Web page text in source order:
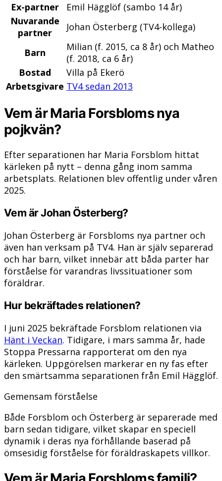
Ex-partner
Emil Hägglöf (sambo 14 år)
Nuvarande
partner
Johan Österberg (TV4-kollega)
Barn
Milian (f. 2015, ca 8 år) och Matheo
(f. 2018, ca 6 år)
Bostad
Villa på Ekerö
Arbetsgivare TV4 sedan 2013
Vem är Maria Forsbloms nya
pojkvän?
Efter separationen har Maria Forsblom hittat
kärleken på nytt – denna gång inom samma
arbetsplats. Relationen blev offentlig under våren
2025.
Vem är Johan Österberg?
Johan Österberg är Forsbloms nya partner och
även han verksam på TV4. Han är själv separerad
och har barn, vilket innebär att båda parter har
förståelse för varandras livssituationer som
föräldrar.
Hur bekräftades relationen?
I juni 2025 bekräftade Forsblom relationen via
Hänt i Veckan. Tidigare, i mars samma år, hade
Stoppa Pressarna rapporterat om den nya
kärleken. Uppgörelsen markerar en ny fas efter
den smärtsamma separationen från Emil Hägglöf.
Gemensam förståelse
Både Forsblom och Österberg är separerade med
barn sedan tidigare, vilket skapar en speciell
dynamik i deras nya förhållande baserad på
ömsesidig förståelse för föräldraskapets villkor.